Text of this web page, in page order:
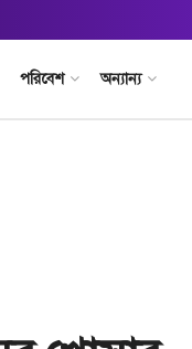
পরিবেশ অন্যান্য